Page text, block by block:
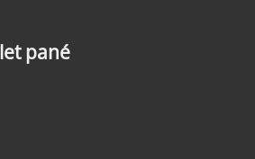
pané